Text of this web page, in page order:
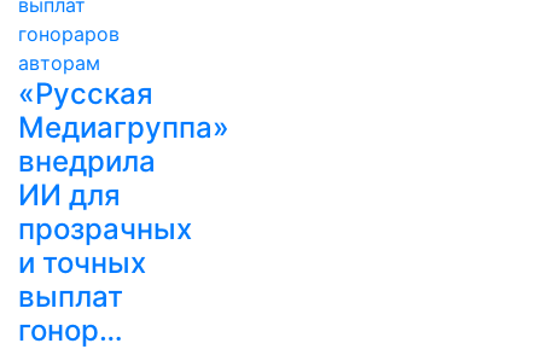
«Русская
Медиагруппа»
внедрила
ИИ для
прозрачных
и точных
выплат
гонор…